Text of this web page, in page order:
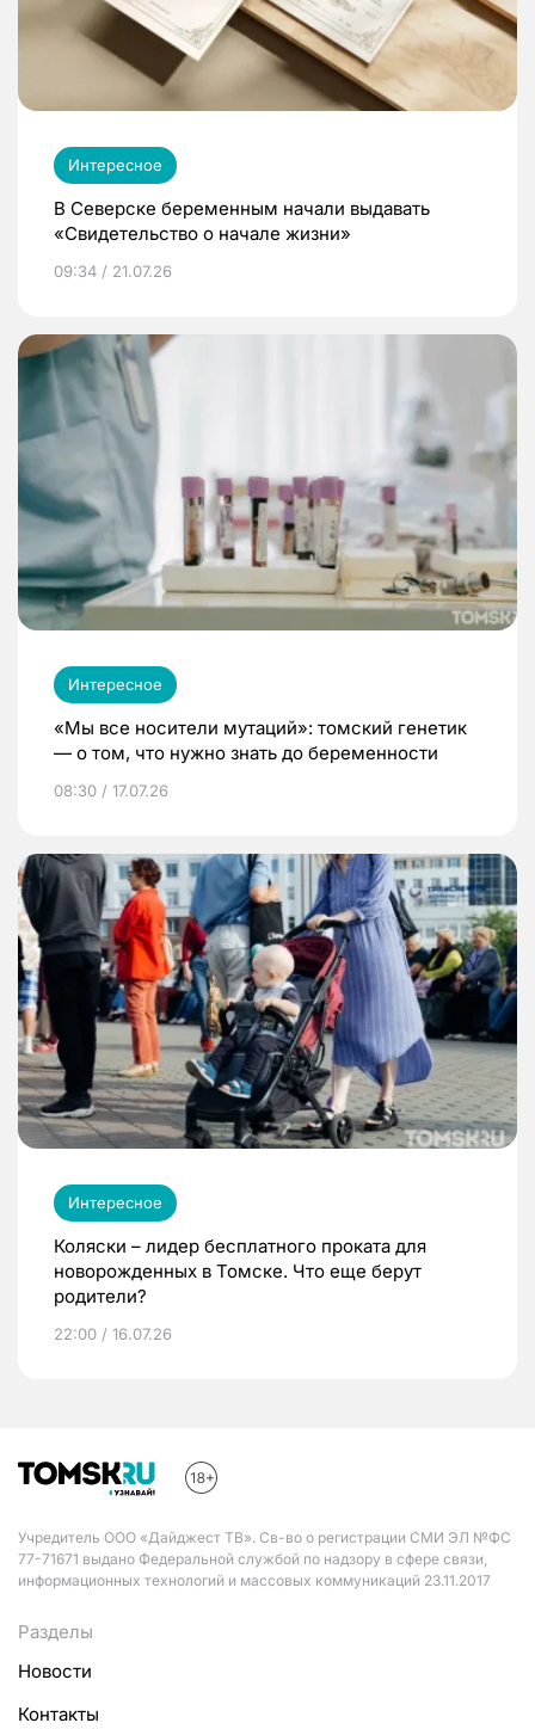
Интересное
В Северске беременным начали выдавать
«Свидетельство о начале жизни»
09:34 / 21.07.26
Интересное
«Мы все носители мутаций»: томский генетик
— о том, что нужно знать до беременности
08:30 / 17.07.26
Интересное
Коляски – лидер бесплатного проката для
новорожденных в Томске. Что еще берут
родители?
22:00 / 16.07.26
Учредитель ООО «Дайджест ТВ». Св-во о регистрации СМИ ЭЛ №ФС
77-71671 выдано Федеральной службой по надзору в сфере связи,
информационных технологий и массовых коммуникаций 23.11.2017
Разделы
Новости
Контакты